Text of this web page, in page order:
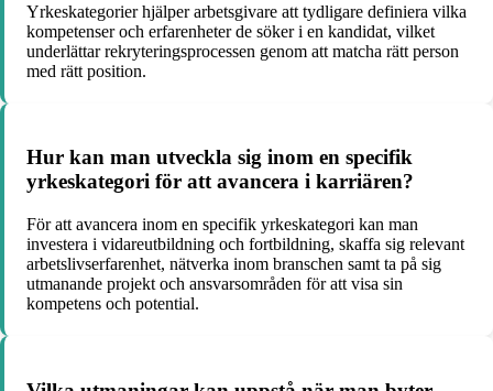
Yrkeskategorier hjälper arbetsgivare att tydligare definiera vilka
kompetenser och erfarenheter de söker i en kandidat, vilket
underlättar rekryteringsprocessen genom att matcha rätt person
med rätt position.
Hur kan man utveckla sig inom en specifik
yrkeskategori för att avancera i karriären?
För att avancera inom en specifik yrkeskategori kan man
investera i vidareutbildning och fortbildning, skaffa sig relevant
arbetslivserfarenhet, nätverka inom branschen samt ta på sig
utmanande projekt och ansvarsområden för att visa sin
kompetens och potential.